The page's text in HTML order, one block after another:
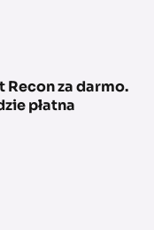
Recon za darmo.
płatna